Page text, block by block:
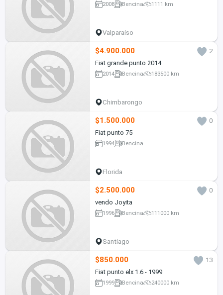
2008 Bencina 1111 km
Valparaíso
$4.900.000
2
Fiat grande punto 2014
2014 Bencina 183500 km
Chimbarongo
$1.500.000
0
Fiat punto 75
1994 Bencina
Florida
$2.500.000
0
vendo Joyita
1996 Bencina 111000 km
Santiago
$850.000
13
Fiat punto elx 1.6 - 1999
1999 Bencina 240000 km